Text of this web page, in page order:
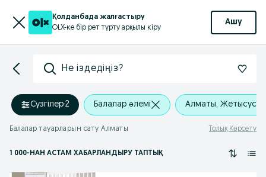
Қолданбада жалғастыру
OLX-ке бір рет түрту арқылы кіру
Ашу
Не іздедіңіз?
Сүзгілер·2 Балалар әлемі Алматы,
Балалар тауарларын сату Алматы Толық Көрсету
1 000-НАН АСТАМ ХАБАРЛАНДЫРУ ТАПТЫҚ